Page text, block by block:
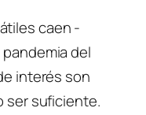
caen -
del
interés son
ser suficiente.